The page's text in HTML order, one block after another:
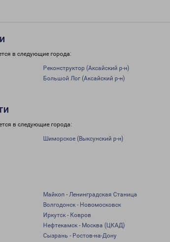
в следующие города:
Реконструктор (Аксайский р-н)
Большой Лог (Аксайский р-н)
в следующие города:
Шиморское (Выксунский р-н)
Майкоп - Ленинградская Станица
Волгодонск - Новомосковск
Иркутск - Ковров
Нефтекамск - Москва (ЦКАД)
Сызрань - Ростов-на-Дону